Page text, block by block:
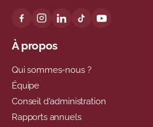
À propos
Qui sommes-nous ?
Équipe
Conseil d'administration
Rapports annuels